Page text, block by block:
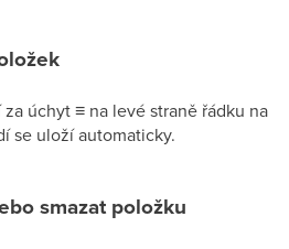
za úchyt≡ na levé straně řádku na
se uloží automaticky.
smazat položku